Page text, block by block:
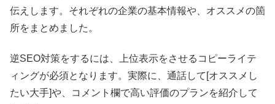
伝えします。それぞれの企業の基本情報や、オススメの箇
所をまとめました。
逆SEO対策をするには、上位表示をさせるコピーライテ
ィングが必須となります。実際に、通話して[オススメし
たい大手]や、コメント欄で高い評価のプランを紹介して